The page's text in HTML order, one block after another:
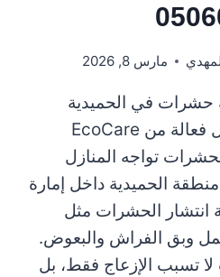
مارس 8, 2026
في الحميدية
عجمان – حلول فعالة من EcoCare
تواجه المنازل
الحميدية داخل إمارة
الحشرات مثل
وبق الفراش والبعوض.
تسبب الإزعاج فقط، بل